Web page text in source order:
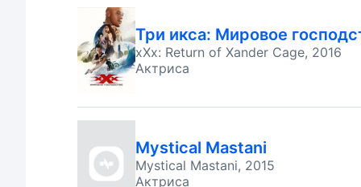
Три икса: Мировое
xXx: Return of Xander Cage, 2016
Актриса
Mystical Mastani
Mystical Mastani, 2015
Актриса